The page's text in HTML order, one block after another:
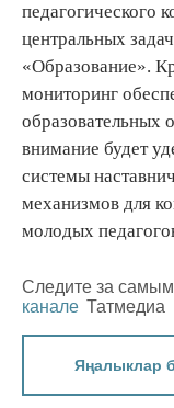
педагогического
центральных
«Образование».
мониторинг
образовательных
внимание будет
системы
механизмов для
молодых
Следите за
канале Татмедиа
Яңалыклар